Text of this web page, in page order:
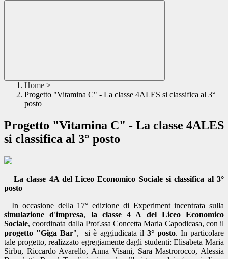
Home >
Progetto "Vitamina C" - La classe 4ALES si classifica al 3°
posto
Progetto "Vitamina C" - La classe 4ALES
si classifica al 3° posto
La classe 4A del Liceo Economico Sociale si classifica al 3°
posto
In occasione della 17° edizione di Experiment incentrata sulla
simulazione d'impresa, la classe
4 A del Liceo Economico
Sociale, coordinata dalla Prof.ssa Concetta Maria Capodicasa, con il
progetto "Giga Bar", si è aggiudicata il 3° posto. In particolare
tale progetto, realizzato egregiamente dagli studenti: Elisabeta Maria
Sirbu, Riccardo Avarello, Anna Visani, Sara Mastrorocco, Alessia